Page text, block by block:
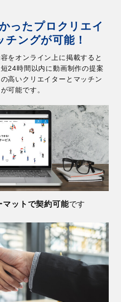
ったプロクリエイ
チングが可能！
をオンライン上に掲載すると
24時間以内に動画制作の提案
高いクリエイターとマッチン
可能です。
マットで契約可能です